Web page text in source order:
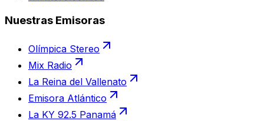
Nuestras Emisoras
Olímpica Stereo
Mix Radio
La Reina del Vallenato
Emisora Atlántico
La KY 92.5 Panamá